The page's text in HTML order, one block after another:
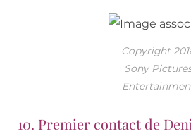
Copyright
Sony
10. Premier contact de